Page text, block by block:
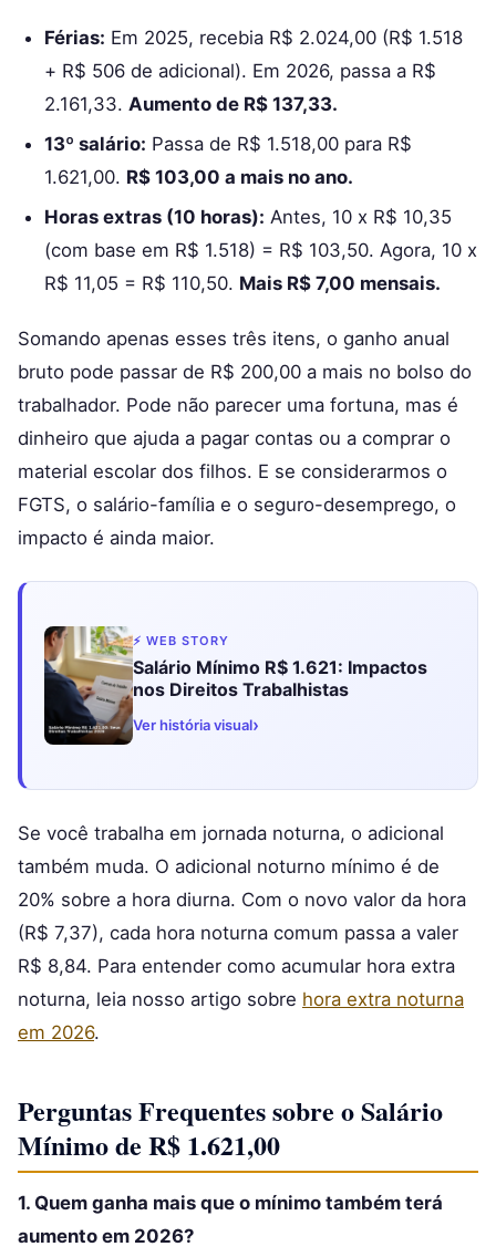
Férias: Em 2025, recebia R$ 2.024,00 (R$ 1.518
+ R$ 506 de adicional). Em 2026, passa a R$
2.161,33. Aumento de R$ 137,33.
13º salário: Passa de R$ 1.518,00 para R$
1.621,00. R$ 103,00 a mais no ano.
Horas extras (10 horas): Antes, 10 x R$ 10,35
(com base em R$ 1.518) = R$ 103,50. Agora, 10 x
R$ 11,05 = R$ 110,50. Mais R$ 7,00 mensais.
Somando apenas esses três itens, o ganho anual
bruto pode passar de R$ 200,00 a mais no bolso do
trabalhador. Pode não parecer uma fortuna, mas é
dinheiro que ajuda a pagar contas ou a comprar o
material escolar dos filhos. E se considerarmos o
FGTS, o salário-família e o seguro-desemprego, o
impacto é ainda maior.
⚡ WEB STORY
Salário Mínimo R$ 1.621: Impactos
nos Direitos Trabalhistas
Ver história visual›
Se você trabalha em jornada noturna, o adicional
também muda. O adicional noturno mínimo é de
20% sobre a hora diurna. Com o novo valor da hora
(R$ 7,37), cada hora noturna comum passa a valer
R$ 8,84. Para entender como acumular hora extra
noturna, leia nosso artigo sobre hora extra noturna
em 2026.
Perguntas Frequentes sobre o Salário
Mínimo de R$ 1.621,00
1. Quem ganha mais que o mínimo também terá
aumento em 2026?